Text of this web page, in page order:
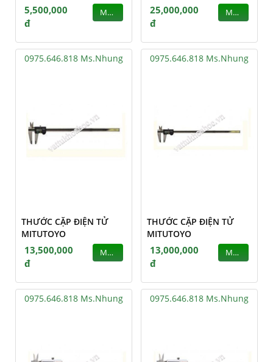
5,500,000
đ
MUA
25,000,000
đ
MUA
0975.646.818 Ms.Nhung
THƯỚC CẶP ĐIỆN TỬ
MITUTOYO
13,500,000
đ
MUA
0975.646.818 Ms.Nhung
THƯỚC CẶP ĐIỆN TỬ
MITUTOYO
13,000,000
đ
MUA
0975.646.818 Ms.Nhung 0975.646.818 Ms.Nhung